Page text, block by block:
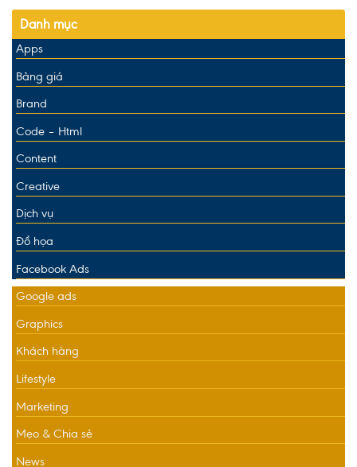
Danh mục
Apps
Bảng giá
Brand
Code – Html
Content
Creative
Dịch vụ
Đồ họa
Facebook Ads
Google ads
Graphics
Khách hàng
Lifestyle
Marketing
Mẹo & Chia sẻ
News